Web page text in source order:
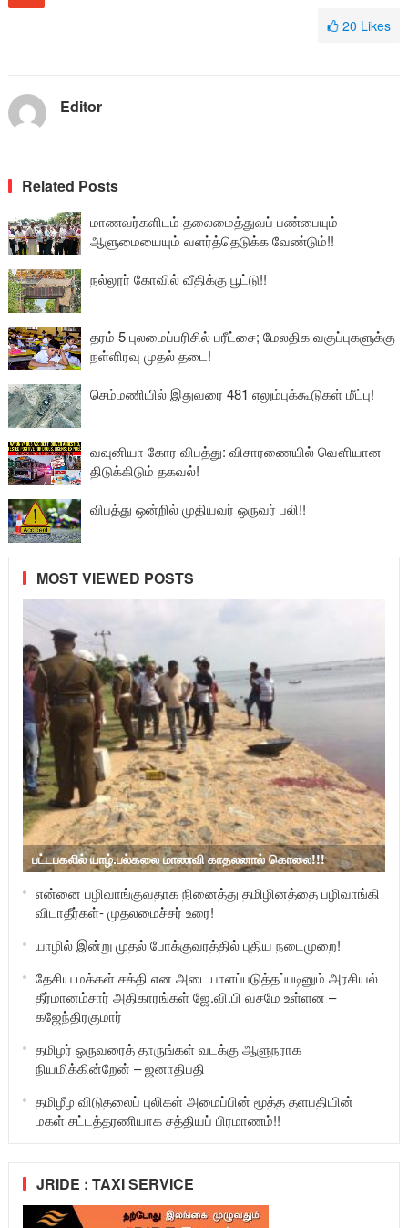
20 Likes
Editor
Related Posts
மாணவர்களிடம் தலைமைத்துவப் பண்பையும்
ஆளுமையையும் வளர்த்தெடுக்க வேண்டும்!!
நல்லூர் கோவில் வீதிக்கு பூட்டு!!
தரம் 5 புலமைப்பரிசில் பரீட்சை; மேலதிக வகுப்புகளுக்கு
நள்ளிரவு முதல் தடை!
செம்மணியில் இதுவரை 481 எலும்புக்கூடுகள் மீட்பு!
வவுனியா கோர விபத்து: விசாரணையில் வௌியான
திடுக்கிடும் தகவல்!
விபத்து ஒன்றில் முதியவர் ஒருவர் பலி!!
MOST VIEWED POSTS
பட்டபகலில் யாழ்.பல்கலை மாணவி காதலனால் கொலை!!!
என்னை பழிவாங்குவதாக நினைத்து தமிழினத்தை பழிவாங்கி
விடாதீர்கள்- முதலமைச்சர் உரை!
யாழில் இன்று முதல் போக்குவரத்தில் புதிய நடைமுறை!
தேசிய மக்கள் சக்தி என அடையாளப்படுத்தப்படினும் அரசியல்
தீர்மானம்சார் அதிகாரங்கள் ஜே.வி.பி வசமே உள்ளன –
கஜேந்திரகுமார்
தமிழர் ஒருவரைத் தாருங்கள் வடக்கு ஆளுநராக
நியமிக்கின்றேன் – ஜனாதிபதி
தமிழீழ விடுதலைப் புலிகள் அமைப்பின் மூத்த தளபதியின்
மகள் சட்டத்தரணியாக சத்தியப் பிரமாணம்!!
JRIDE : TAXI SERVICE